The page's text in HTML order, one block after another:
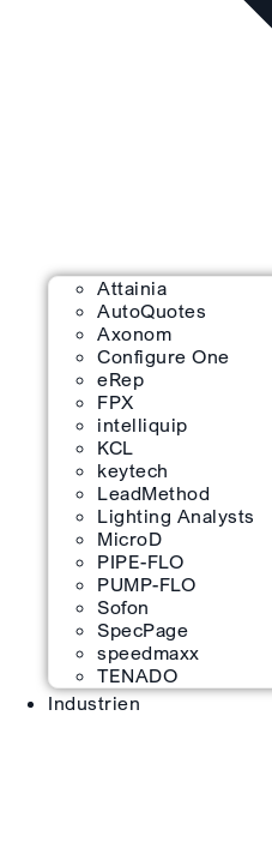
Attainia
AutoQuotes
Axonom
Configure One
eRep
FPX
intelliquip
KCL
keytech
LeadMethod
Lighting Analysts
MicroD
PIPE-FLO
PUMP-FLO
Sofon
SpecPage
speedmaxx
TENADO
Industrien